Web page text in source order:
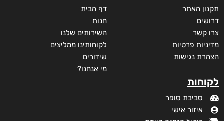
תקנון האתר
דרושים
צרו קשר
מדיניות פרטיות
הצהרת נגישות
לקוחות
סביבת סופר
איזור אישי
דף הבית
חנות
השירותים שלנו
לקוחותינו ממליצים
שידורים
מי אנחנו?